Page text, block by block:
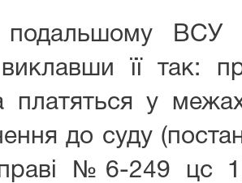
подальшому ВСУ
її так:
платяться у
до суду
№6-249 цс